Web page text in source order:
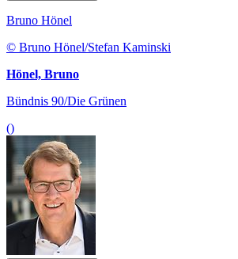
Bruno Hönel
© Bruno Hönel/Stefan Kaminski
Hönel, Bruno
Bündnis 90/Die Grünen
()